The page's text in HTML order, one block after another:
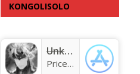
KONGOLISOLO
Unknown app
Price:Free